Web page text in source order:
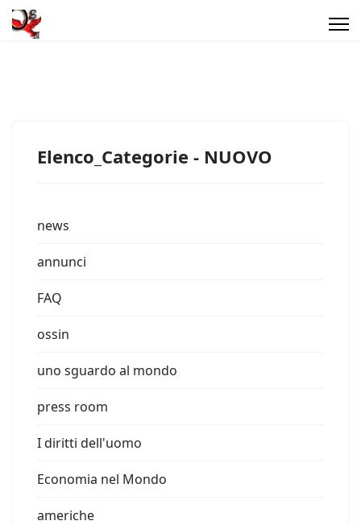
Elenco_Categorie - NUOVO
news
annunci
FAQ
ossin
uno sguardo al mondo
press room
I diritti dell'uomo
Economia nel Mondo
americhe